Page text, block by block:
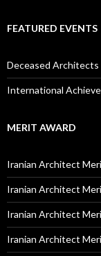
FEATURED EVENTS
Deceased Architects
International
MERIT AWARD
Iranian Architect
Iranian Architect
Iranian Architect
Iranian Architect